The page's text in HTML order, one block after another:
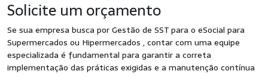
Solicite um orçamento
Se sua empresa busca por Gestão de SST para o eSocial para
Supermercados ou Hipermercados , contar com uma equipe
especializada é fundamental para garantir a correta
implementação das práticas exigidas e a manutenção contínua